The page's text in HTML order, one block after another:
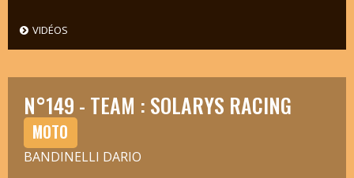
VIDÉOS
N°149 - TEAM : SOLARYS RACING
MOTO
BANDINELLI DARIO